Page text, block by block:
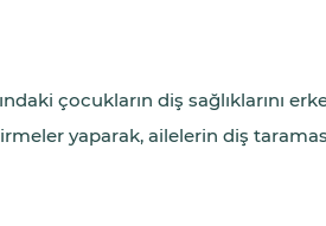
çocukların diş
yaparak, ailelerin diş